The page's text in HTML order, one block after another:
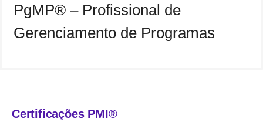
PgMP® – Profissional de
Gerenciamento de Programas
Certificações PMI®